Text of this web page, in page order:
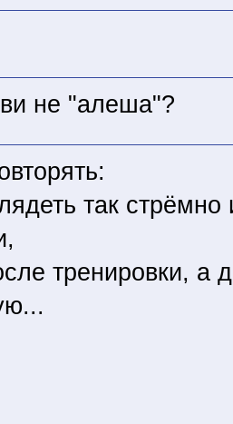
не "алеша"?
так стрёмно
тренировки, а